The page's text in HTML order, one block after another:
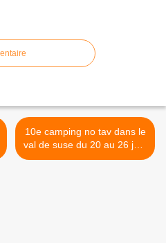
10e camping no tav dans le
val de suse du 20 au 26 juin
>